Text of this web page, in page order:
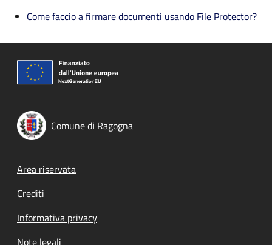
Come faccio a firmare documenti usando File Protector?
Comune di Ragogna
Footer menu
Area riservata
Crediti
Informativa privacy
Note legali